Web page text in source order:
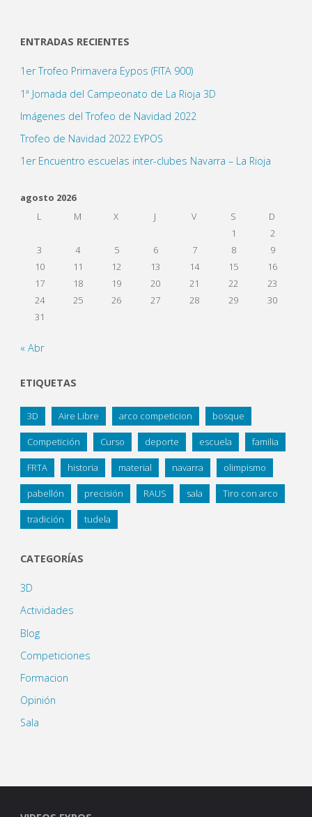
ENTRADAS RECIENTES
1er Trofeo Primavera Eypos (FITA 900)
1ª Jornada del Campeonato de La Rioja 3D
Imágenes del Trofeo de Navidad 2022
Trofeo de Navidad 2022 EYPOS
1er Encuentro escuelas inter-clubes Navarra – La Rioja
agosto 2026
L
M X J V S
D
1
2
3
4 5 6 7 8
9
10
11 12 13 14 15
16
17
18 19 20 21 22
23
24
25 26 27 28 29
30
31
« Abr
ETIQUETAS
3D Aire Libre arco competicion bosque
Competición Curso deporte escuela familia
FRTA historia material navarra olimpismo
pabellón precisión RAUS sala Tiro con arco
tradición tudela
CATEGORÍAS
3D
Actividades
Blog
Competiciones
Formacion
Opinión
Sala